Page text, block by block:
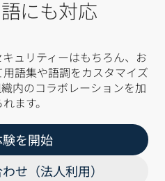
にも対応
ュリティーはもちろん、お
語集や語調をカスタマイズ
内のコラボレーションを加
ます。
を開始
せ（法人利用）